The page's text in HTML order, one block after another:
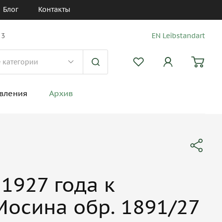
Блог Контакты
EN Leibstandart
Архив
года к
обр. 1891/27